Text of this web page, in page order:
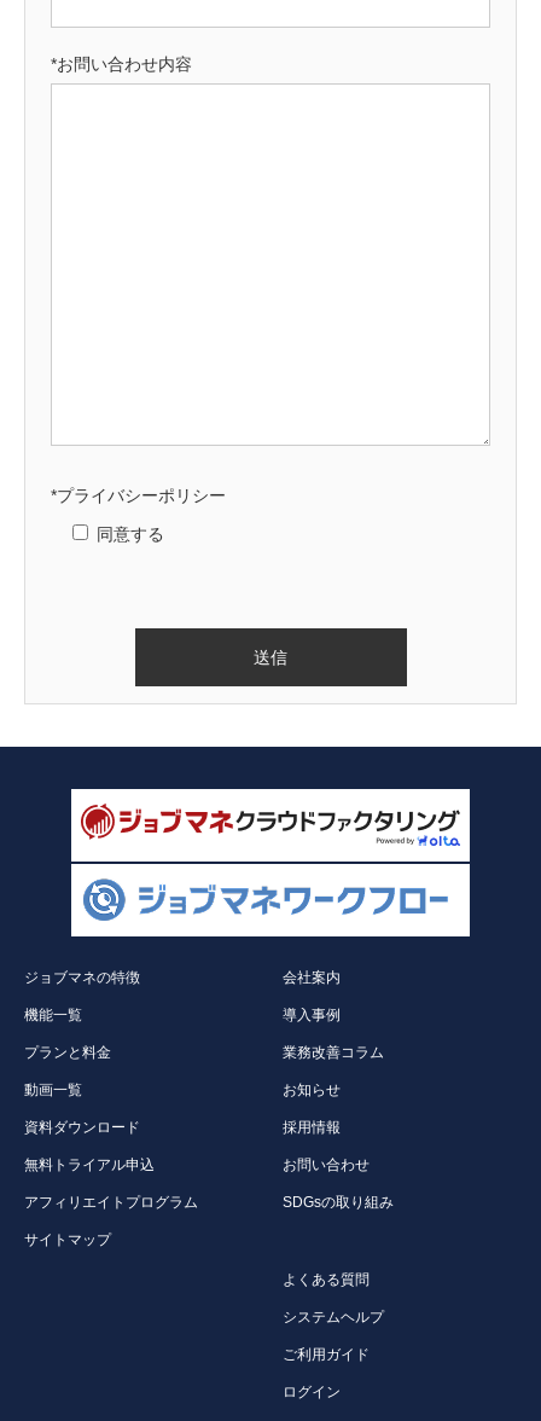
*お問い合わせ内容
*プライバシーポリシー
同意する
ジョブマネの特徴
機能一覧
プランと料金
動画一覧
資料ダウンロード
無料トライアル申込
アフィリエイトプログラム
サイトマップ
会社案内
導入事例
業務改善コラム
お知らせ
採用情報
お問い合わせ
SDGsの取り組み
よくある質問
システムヘルプ
ご利用ガイド
ログイン